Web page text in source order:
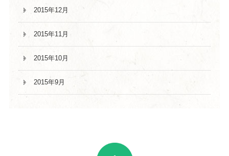
2015年12月
2015年11月
2015年10月
2015年9月